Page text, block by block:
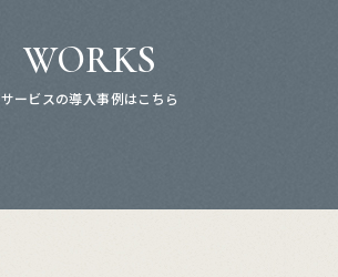
WORKS
サービスの導入事例はこちら